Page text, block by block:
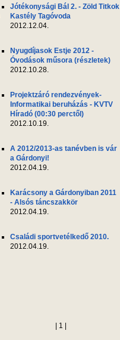
Jótékonysági Bál 2. - Zöld Titkok
Kastély Tagóvoda
2012.12.04.
Nyugdíjasok Estje 2012 -
Óvodások műsora (részletek)
2012.10.28.
Projektzáró rendezvények-
Informatikai beruházás - KVTV
Híradó (00:30 perctől)
2012.10.19.
A 2012/2013-as tanévben is vár
a Gárdonyi!
2012.04.19.
Karácsony a Gárdonyiban 2011
- Alsós táncszakkör
2012.04.19.
Családi sportvetélkedő 2010.
2012.04.19.
| 1 |